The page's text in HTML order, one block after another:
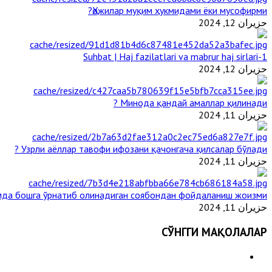
Ҳожилар муқим ҳукмидами ёки мусофирми?
حزيران 12, 2024
1-Suhbat | Haj fazilatlari va mabrur haj sirlari
حزيران 12, 2024
Минода қандай амаллар қилинади ?
حزيران 11, 2024
Узрли аёллар тавофи ифозани қачонгача қилсалар бўлади ?
حزيران 11, 2024
бошга ўрнатиб олинадиган соябондан фойдаланиш жоизми ?
حزيران 11, 2024
СЎНГГИ МАҚОЛАЛАР